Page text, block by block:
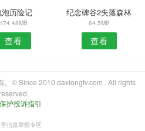
泡历险记
174.48MB
查看
纪念碑谷2失落森林
64.5MB
查看
。© Since 2010 daxiongtv.com . All rights
reserved.
护投诉指引
信息举报专区